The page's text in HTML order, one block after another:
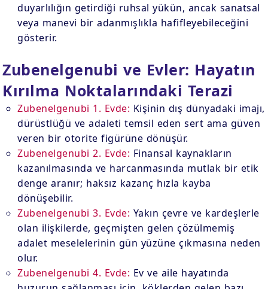
duyarlılığın getirdiği ruhsal yükün, ancak sanatsal
veya manevi bir adanmışlıkla hafifleyebileceğini
gösterir.
Zubenelgenubi ve Evler: Hayatın
Kırılma Noktalarındaki Terazi
Zubenelgenubi 1. Evde: Kişinin dış dünyadaki imajı,
dürüstlüğü ve adaleti temsil eden sert ama güven
veren bir otorite figürüne dönüşür.
Zubenelgenubi 2. Evde: Finansal kaynakların
kazanılmasında ve harcanmasında mutlak bir etik
denge aranır; haksız kazanç hızla kayba
dönüşebilir.
Zubenelgenubi 3. Evde: Yakın çevre ve kardeşlerle
olan ilişkilerde, geçmişten gelen çözülmemiş
adalet meselelerinin gün yüzüne çıkmasına neden
olur.
Zubenelgenubi 4. Evde: Ev ve aile hayatında